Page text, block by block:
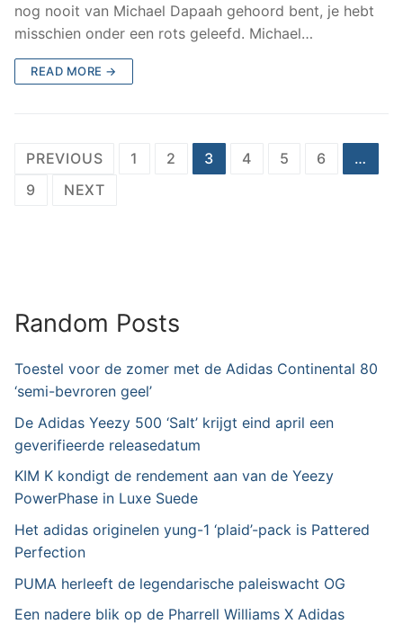
nog nooit van Michael Dapaah gehoord bent, je hebt
misschien onder een rots geleefd. Michael…
READ MORE →
Posts
navigation
PREVIOUS 1 2 3 4 5 6
…
9
NEXT
Random Posts
Toestel voor de zomer met de Adidas Continental 80
‘semi-bevroren geel’
De Adidas Yeezy 500 ‘Salt’ krijgt eind april een
geverifieerde releasedatum
KIM K kondigt de rendement aan van de Yeezy
PowerPhase in Luxe Suede
Het adidas originelen yung-1 ‘plaid’-pack is Pattered
Perfection
PUMA herleeft de legendarische paleiswacht OG
Een nadere blik op de Pharrell Williams X Adidas